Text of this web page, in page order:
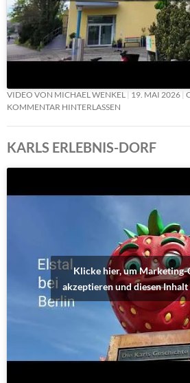
VIDEO VON MICHAEL WENKEL 19. MAI 2026
KOMMENTAR HINTERLASSEN
KARLS ERLEBNIS-DORF
Klicke hier, um Marketing-
akzeptieren und diesen